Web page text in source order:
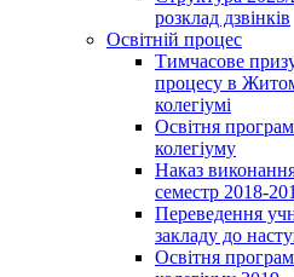
розклад дзвінків
Освітній процес
Тимчасове
процесу в
колегіумі
Освітня
колегіуму
Наказ
семестр 2018-
Переведення
закладу до
Освітня